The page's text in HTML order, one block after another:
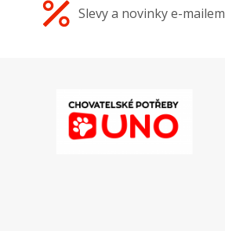
Slevy a novinky e-mailem